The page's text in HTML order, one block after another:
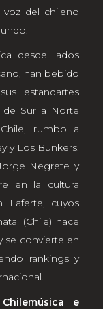
voz del chileno
desde lados
han bebido
estandartes
de Sur a Norte
rumbo a
y Los Bunkers.
Negrete y
en la cultura
Laferte, cuyos
(Chile) hace
se convierte en
rankings y
e